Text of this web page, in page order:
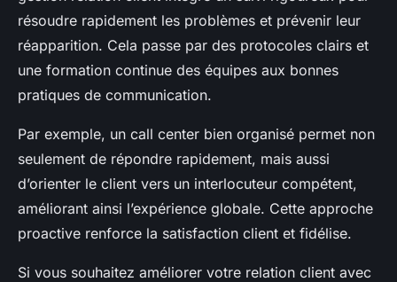
résoudre rapidement les problèmes et prévenir leur
réapparition. Cela passe par des protocoles clairs et
une formation continue des équipes aux bonnes
pratiques de communication.
Par exemple, un call center bien organisé permet non
seulement de répondre rapidement, mais aussi
d’orienter le client vers un interlocuteur compétent,
améliorant ainsi l’expérience globale. Cette approche
proactive renforce la satisfaction client et fidélise.
Si vous souhaitez améliorer votre relation client avec